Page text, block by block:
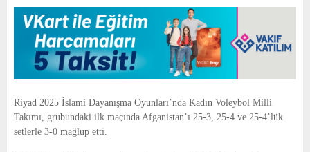
E
N
Riyad 2025 İslami Dayanışma Oyunları’nda Kadın Voleybol Milli
Takımı, grubundaki ilk maçında Afganistan’ı 25-3, 25-4 ve 25-4’lük
setlerle 3-0 mağlup etti.